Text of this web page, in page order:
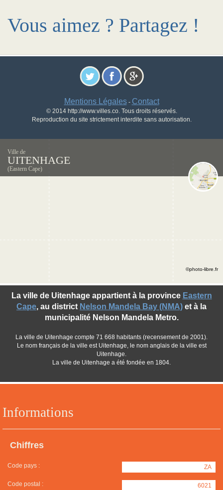
Vous aimez ? Partagez !
Mentions Légales- Contact
© 2014 http://www.villes.co. Tous droits réservés.
Reproduction du site strictement interdite sans autorisation.
Ville de
UITENHAGE
(Eastern Cape)
Informations
Chiffres
Code pays : ZA
Code postal : 6021
La ville de Uitenhage appartient à la province Eastern
Cape, au district Nelson Mandela Bay (NMA) et à la
municipalité Nelson Mandela Metro.
La ville de Uitenhage compte 71 668 habitants (recensement de 2001).
Le nom français de la ville est Uitenhage, le nom anglais de la ville est
Uitenhage.
La ville de Uitenhage a été fondée en 1804.
©photo-libre.fr